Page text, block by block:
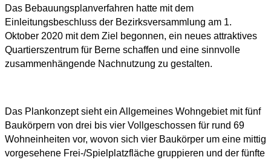
Das Bebauungsplanverfahren hatte mit dem
Einleitungsbeschluss der Bezirksversammlung am 1.
Oktober 2020 mit dem Ziel begonnen, ein neues attraktives
Quartierszentrum für Berne schaffen und eine sinnvolle
zusammenhängende Nachnutzung zu gestalten.
Das Plankonzept sieht ein Allgemeines Wohngebiet mit fünf
Baukörpern von drei bis vier Vollgeschossen für rund 69
Wohneinheiten vor, wovon sich vier Baukörper um eine mittig
vorgesehene Frei-/Spielplatzfläche gruppieren und der fünfte